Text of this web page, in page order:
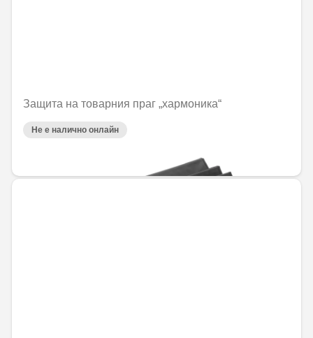
Защита на товарния праг „хармоника“
Не е налично онлайн